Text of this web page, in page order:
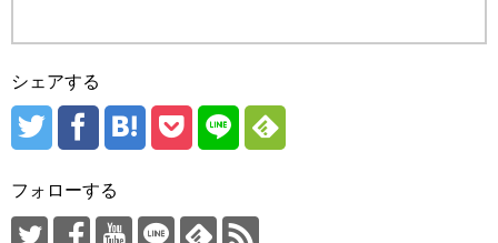
シェアする
フォローする